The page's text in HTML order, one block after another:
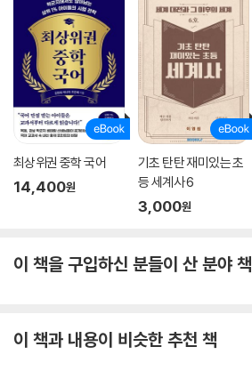
최상위권 중학 국어
14,400원
기초 탄탄 재미있는 초
등 세계사 6
3,000원
이 책을 구입하신 분들이 산 분야 책
이 책과 내용이 비슷한 추천 책